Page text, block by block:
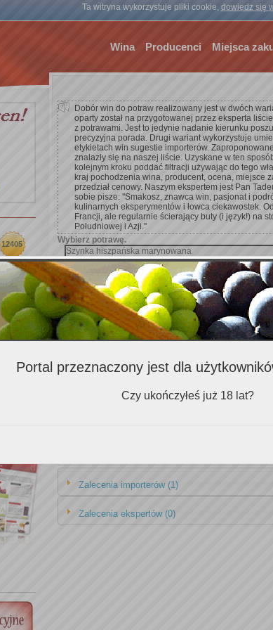
Ta witryna wykorzystuje pliki cookie, dowiedz się
Wina Producenci Miejsca
12405
Dobór win do potraw realizowany jest w dwóch
oparty został na przygotowanej przez eksperta
z potrawami. Jest to jedynie nadanie kierunku
precyzyjna porada. Drugi wariant wykorzystuje
etykietach win sugestie importerów.
znalazły się na naszej liście. Uzyskane w ten
kolejnym kroku poddać filtracji używając do tego
kraj pochodzenia wina, producent, ocena, miejsce
przedział cenowy. Naszym ekspertem jest Pan
sobie pisze: ''Smakosz, znawca win, pasjonat i
kulinarnych eksperymentów i łowca ciekawostek.
Francji, ale regularnie ścierający buty (i język!) na
Południowej i Azji.''
Wybierz potrawę.
Dodaj kryterium wyszukiwania.
Zalecenia Klubowiczów (1)
Zalecenia importerów (1)
Zalecenia ekspertów (0)
Portal przeznaczony jest dla
Czy ukończyłeś już 18 lat?